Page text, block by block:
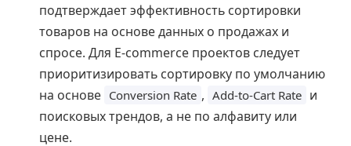
подтверждает эффективность сортировки
товаров на основе данных о продажах и
спросе. Для E-commerce проектов следует
приоритизировать сортировку по умолчанию
на основе Conversion Rate , Add-to-Cart Rate и
поисковых трендов, а не по алфавиту или
цене.